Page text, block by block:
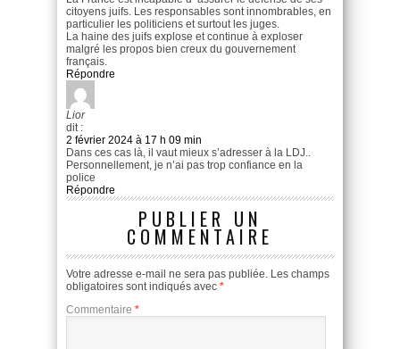
citoyens juifs. Les responsables sont innombrables, en
particulier les politiciens et surtout les juges.
La haine des juifs explose et continue à exploser
malgré les propos bien creux du gouvernement
français.
Répondre
Lior
dit :
2 février 2024 à 17 h 09 min
Dans ces cas là, il vaut mieux s’adresser à la LDJ..
Personnellement, je n’ai pas trop confiance en la
police
Répondre
PUBLIER UN
COMMENTAIRE
Votre adresse e-mail ne sera pas publiée. Les champs
obligatoires sont indiqués avec *
Commentaire *